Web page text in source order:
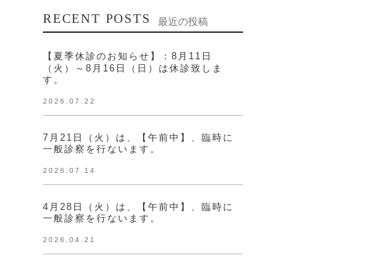
RECENT POSTS 最近の投稿
【夏季休診のお知らせ】：8月11日
（火）～8月16日（日）は休診致しま
す。
2026.07.22
7月21日（火）は、【午前中】、臨時に
一般診察を行ないます。
2026.07.14
4月28日（火）は、【午前中】、臨時に
一般診察を行ないます。
2026.04.21